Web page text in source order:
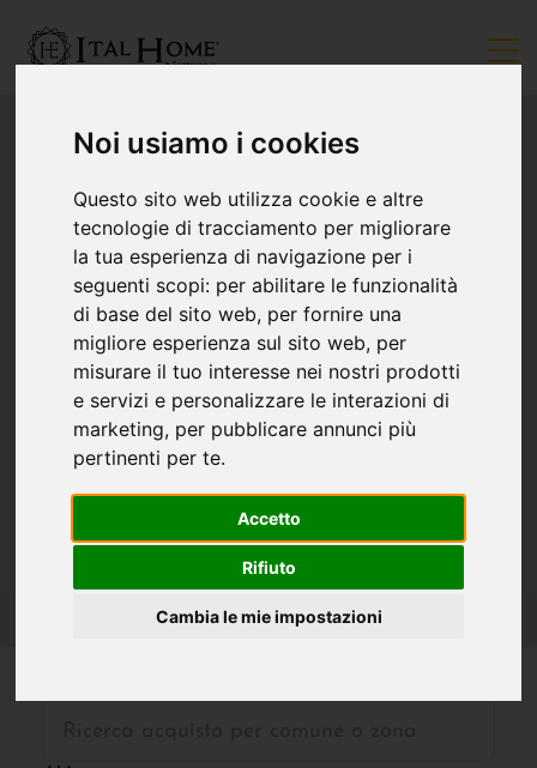
Noi usiamo i cookies
Questo sito web utilizza cookie e altre
tecnologie di tracciamento per migliorare
la tua esperienza di navigazione per i
seguenti scopi: per abilitare le funzionalità
di base del sito web, per fornire una
migliore esperienza sul sito web, per
misurare il tuo interesse nei nostri prodotti
e servizi e personalizzare le interazioni di
marketing, per pubblicare annunci più
pertinenti per te.
Accetto
Rifiuto
Cambia le mie impostazioni